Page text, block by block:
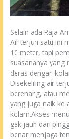
Selain ada Raja
Air terjun satu ini
10 meter, tapi
suasananya yang
deras dengan
Disekeliling air
berenang, atau
yang juga naik ke
kolam.Akses
gak jauh dari
benar menjaga